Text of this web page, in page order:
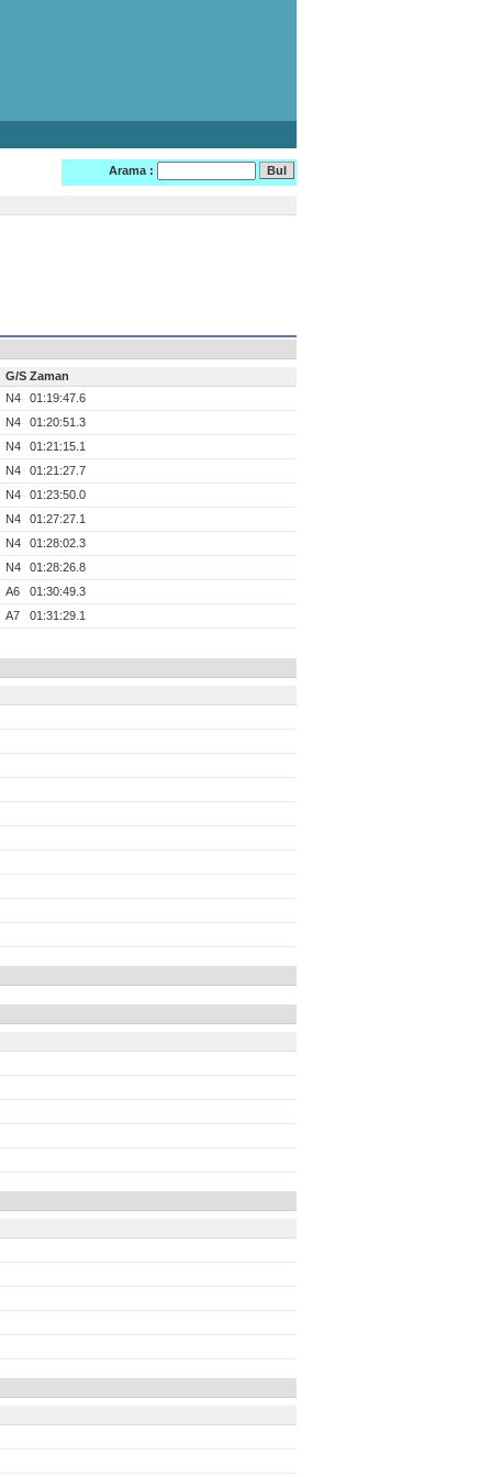
Arama :
G/S Zaman
N4
01:19:47.6
N4
01:20:51.3
N4
01:21:15.1
N4
01:21:27.7
N4
01:23:50.0
N4
01:27:27.1
N4
01:28:02.3
N4
01:28:26.8
A6
01:30:49.3
A7
01:31:29.1